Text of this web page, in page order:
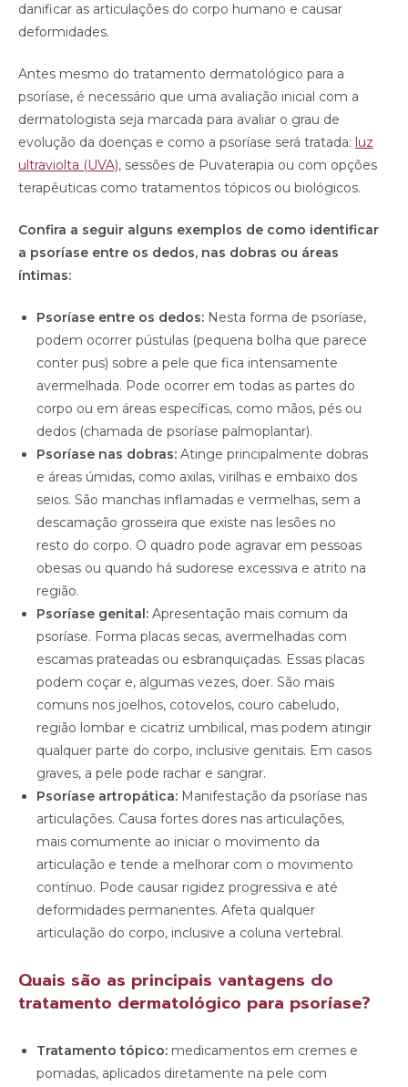
danificar as articulações do corpo humano e causar
deformidades.
Antes mesmo do tratamento dermatológico para a
psoríase, é necessário que uma avaliação inicial com a
dermatologista seja marcada para avaliar o grau de
evolução da doenças e como a psoríase será tratada: luz
ultraviolta (UVA), sessões de Puvaterapia ou com opções
terapêuticas como tratamentos tópicos ou biológicos.
Confira a seguir alguns exemplos de como identificar
a psoríase entre os dedos, nas dobras ou áreas
íntimas:
Psoríase entre os dedos: Nesta forma de psoríase,
podem ocorrer pústulas (pequena bolha que parece
conter pus) sobre a pele que fica intensamente
avermelhada. Pode ocorrer em todas as partes do
corpo ou em áreas específicas, como mãos, pés ou
dedos (chamada de psoríase palmoplantar).
Psoríase nas dobras: Atinge principalmente dobras
e áreas úmidas, como axilas, virilhas e embaixo dos
seios. São manchas inflamadas e vermelhas, sem a
descamação grosseira que existe nas lesões no
resto do corpo. O quadro pode agravar em pessoas
obesas ou quando há sudorese excessiva e atrito na
região.
Psoríase genital: Apresentação mais comum da
psoríase. Forma placas secas, avermelhadas com
escamas prateadas ou esbranquiçadas. Essas placas
podem coçar e, algumas vezes, doer. São mais
comuns nos joelhos, cotovelos, couro cabeludo,
região lombar e cicatriz umbilical, mas podem atingir
qualquer parte do corpo, inclusive genitais. Em casos
graves, a pele pode rachar e sangrar.
Psoríase artropática: Manifestação da psoríase nas
articulações. Causa fortes dores nas articulações,
mais comumente ao iniciar o movimento da
articulação e tende a melhorar com o movimento
contínuo. Pode causar rigidez progressiva e até
deformidades permanentes. Afeta qualquer
articulação do corpo, inclusive a coluna vertebral.
Quais são as principais vantagens do
tratamento dermatológico para psoríase?
Tratamento tópico: medicamentos em cremes e
pomadas, aplicados diretamente na pele com